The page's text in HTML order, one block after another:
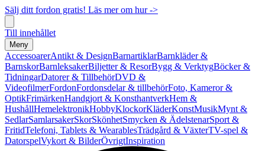
Sälj ditt fordon gratis! Läs mer om hur ->
Till innehållet
Meny
AccessoarerAntikt & DesignBarnartiklarBarnkläder &
BarnskorBarnleksakerBiljetter & ResorBygg & VerktygBöcker &
TidningarDatorer & TillbehörDVD &
VideofilmerFordonFordonsdelar & tillbehörFoto, Kameror &
OptikFrimärkenHandgjort & KonsthantverkHem &
HushållHemelektronikHobbyKlockorKläderKonstMusikMynt &
SedlarSamlarsakerSkorSkönhetSmycken & ÄdelstenarSport &
FritidTelefoni, Tablets & WearablesTrädgård & VäxterTV-spel &
DatorspelVykort & BilderÖvrigtInspiration